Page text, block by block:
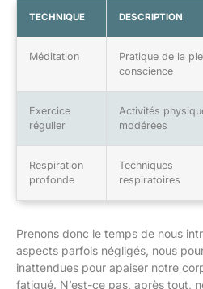
TECHNIQUE DESCRIPTION
Méditation
Pratique de la
conscience
Exercice
régulier
Activités
modérées
Respiration
profonde
Techniques
respiratoires
Prenons donc le temps de nous
aspects parfois négligés, nous
inattendues pour apaiser notre
fatigué. N’est-ce pas, après tout,